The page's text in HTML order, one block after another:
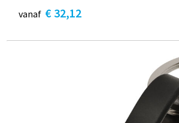
vanaf € 32,12